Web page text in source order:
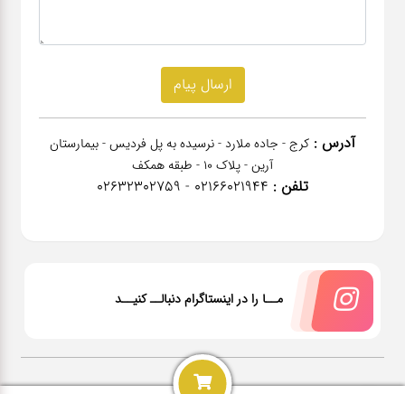
آدرس : کرج - جاده ملارد - نرسیده به پل فردیس - بیمارستان
آرین - پلاک 10 - طبقه همکف
تلفن : 02166021944 - 02632302759
مــا را در اینستاگرام دنبالــ کنیــد